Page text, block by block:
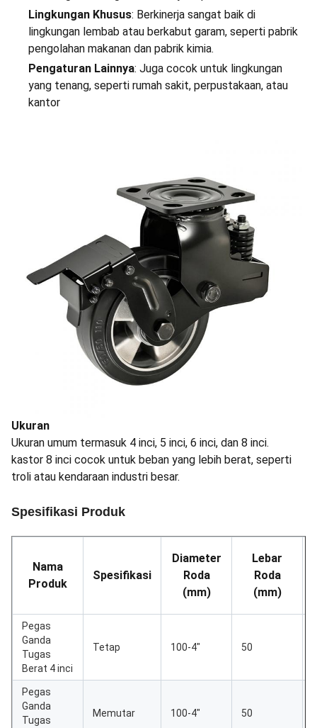
Lingkungan Khusus: Berkinerja sangat baik di
lingkungan lembab atau berkabut garam, seperti pabrik
pengolahan makanan dan pabrik kimia.
Pengaturan Lainnya: Juga cocok untuk lingkungan
yang tenang, seperti rumah sakit, perpustakaan, atau
kantor
Ukuran
Ukuran umum termasuk 4 inci, 5 inci, 6 inci, dan 8 inci.
kastor 8 inci cocok untuk beban yang lebih berat, seperti
troli atau kendaraan industri besar.
Spesifikasi Produk
Nama
Produk
Spesifikasi
Diameter
Roda
(mm)
Lebar
Roda
(mm)
Pegas
Ganda
Tugas
Berat 4 inci
Tetap 100-4" 50
Pegas
Ganda
Tugas
Memutar 100-4" 50